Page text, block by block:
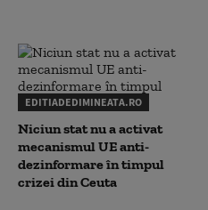
EDITIADEDIMINEATA.RO
Niciun stat nu a activat
mecanismul UE anti-
dezinformare în timpul
crizei din Ceuta